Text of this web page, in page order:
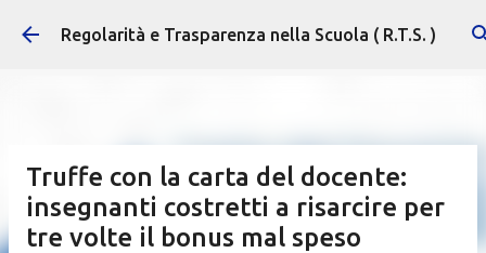
Passa ai contenuti principali
Regolarità e Trasparenza nella Scuola ( R.T.S. )
Truffe con la carta del docente:
insegnanti costretti a risarcire per
tre volte il bonus mal speso